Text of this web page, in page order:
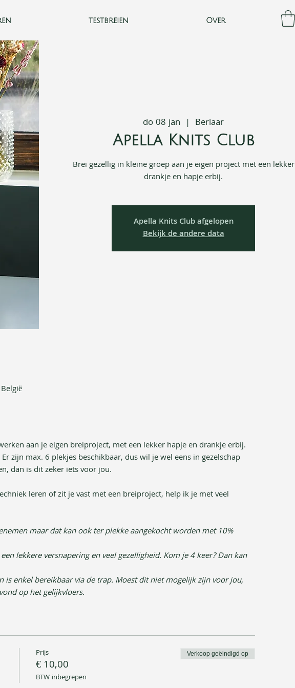
testbreien Over
do 08 jan
  |
Berlaar
Apella Knits Club
Brei gezellig in kleine groep aan je eigen project met een lekker
drankje en hapje erbij.
Apella Knits Club afgelopen
Bekijk de andere data
aan je eigen breiproject, met een lekker hapje en drankje erbij.
zijn max. 6 plekjes beschikbaar, dus wil je wel eens in gezelschap
dan is dit zeker iets voor jou.
leren of zit je vast met een breiproject, help ik je met veel
maar dat kan ook ter plekke aangekocht worden met 10%
lekkere versnapering en veel gezelligheid. Kom je 4 keer? Dan kan
enkel bereikbaar via de trap. Moest dit niet mogelijk zijn voor jou,
op het gelijkvloers.
Prijs
€ 10,00
BTW inbegrepen
Verkoop geëindigd op